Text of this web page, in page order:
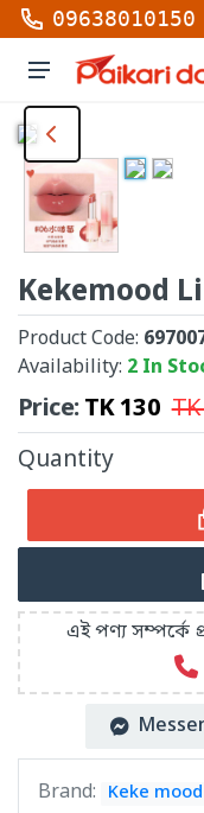
09638010150
গুলোতে কল
Kekemood
Product Code:
Availability: 2 In
Price:TK130 TK
Quantity
এই পণ্য সম্পর্কে
Brand: Keke mood